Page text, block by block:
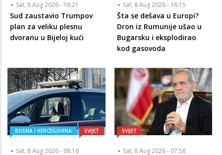
Sat, 8 Aug 2026 - 16:21
Sud zaustavio Trumpov
plan za veliku plesnu
dvoranu u Bijeloj kući
Sat, 8 Aug 2026 - 16:15
Šta se dešava u Europi?
Dron iz Rumunije ušao u
Bugarsku i eksplodirao
kod gasovoda
BOSNA I HERCEGOVINA SVIJET
Sat, 8 Aug 2026 - 08:16
SVIJET
Sat, 8 Aug 2026 - 07:58